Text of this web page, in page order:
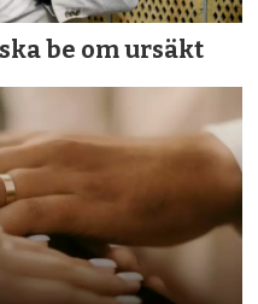
be om ursäkt